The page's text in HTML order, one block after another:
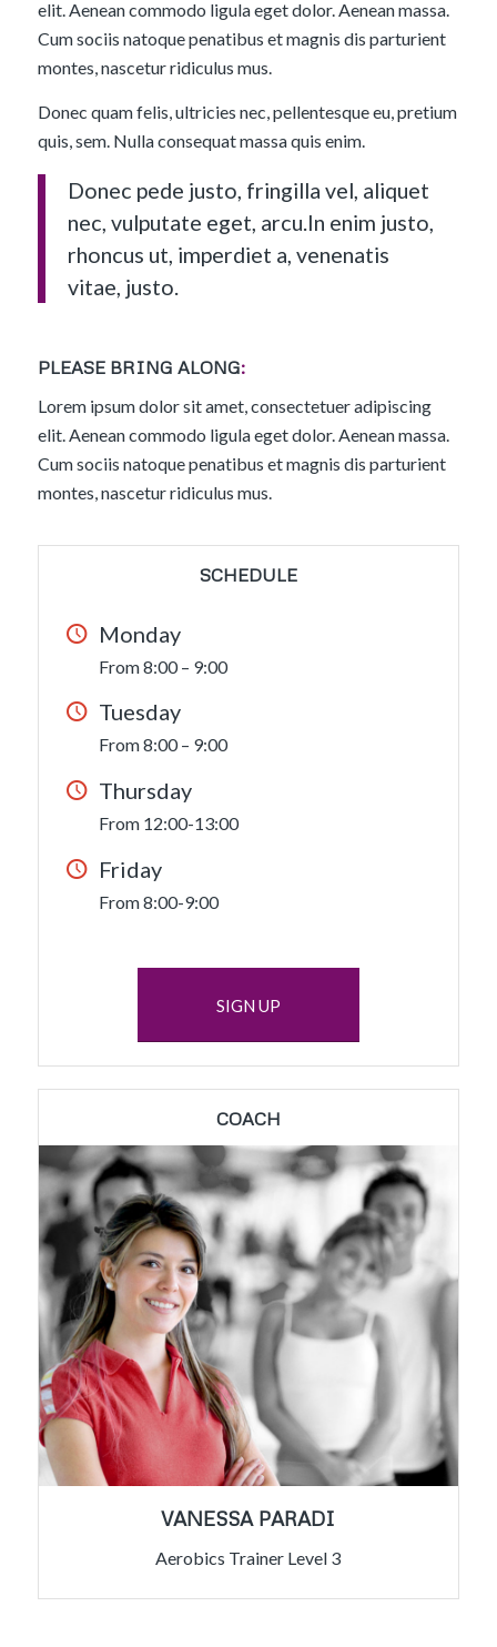
elit. Aenean commodo ligula eget dolor. Aenean massa.
Cum sociis natoque penatibus et magnis dis parturient
montes, nascetur ridiculus mus.
Donec quam felis, ultricies nec, pellentesque eu, pretium
quis, sem. Nulla consequat massa quis enim.
Donec pede justo, fringilla vel, aliquet
nec, vulputate eget, arcu.In enim justo,
rhoncus ut, imperdiet a, venenatis
vitae, justo.
PLEASE BRING ALONG:
Lorem ipsum dolor sit amet, consectetuer adipiscing
elit. Aenean commodo ligula eget dolor. Aenean massa.
Cum sociis natoque penatibus et magnis dis parturient
montes, nascetur ridiculus mus.
SCHEDULE
Monday
From 8:00 – 9:00
Tuesday
From 8:00 – 9:00
Thursday
From 12:00-13:00
Friday
From 8:00-9:00
SIGN UP
COACH
VANESSA PARADI
Aerobics Trainer Level 3